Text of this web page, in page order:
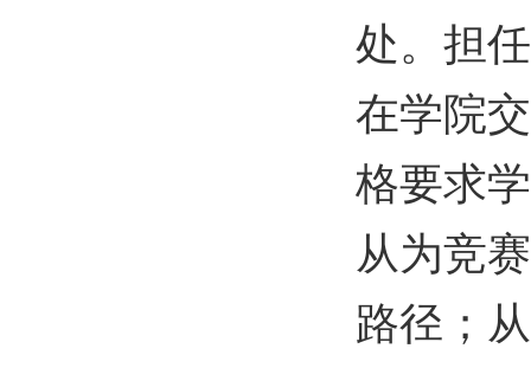
处。担
在学院
格要求
从为竞
路径；